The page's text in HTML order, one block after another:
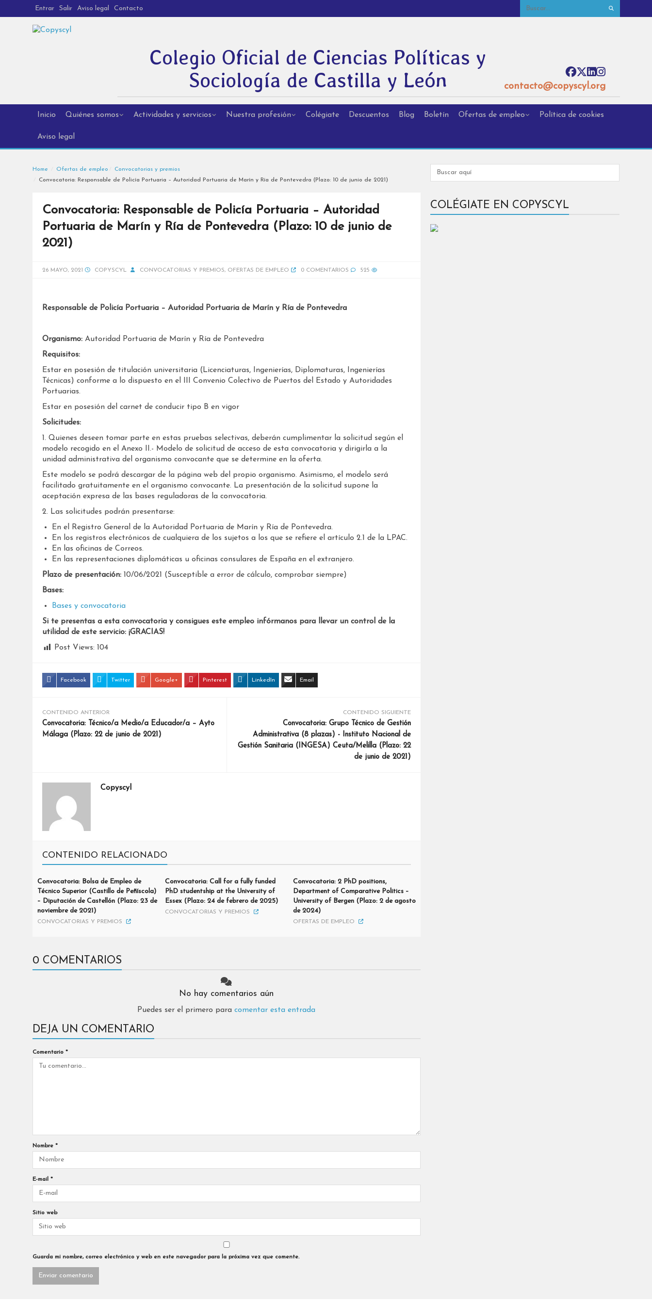
Entrar Salir Aviso legal Contacto
Colegio Oficial de Ciencias Políticas y
Sociología de Castilla y León
contacto@copyscyl.org
Inicio Quiénes somos Actividades y servicios Nuestra profesión Colégiate Descuentos Blog Boletín Ofertas de empleo Política de cookies
Aviso legal
Home Ofertas de empleo
Convocatorias y premios
Convocatoria: Responsable de Policía Portuaria – Autoridad Portuaria de Marín y Ría de Pontevedra (Plazo: 10 de junio de 2021)
Convocatoria: Responsable de Policía Portuaria – Autoridad
Portuaria de Marín y Ría de Pontevedra (Plazo: 10 de junio de
2021)
26 MAYO, 2021 COPYSCYL CONVOCATORIAS Y PREMIOS, OFERTAS DE EMPLEO 0 COMENTARIOS 525
Responsable de Policía Portuaria – Autoridad Portuaria de Marín y Ría de Pontevedra
Organismo:Autoridad Portuaria de Marín y Ría de Pontevedra
Requisitos:
Estar en posesión de titulación universitaria (Licenciaturas, Ingenierías, Diplomaturas, Ingenierías
Técnicas) conforme a lo dispuesto en el III Convenio Colectivo de Puertos del Estado y Autoridades
Portuarias.
Estar en posesión del carnet de conducir tipo B en vigor
Solicitudes:
1. Quienes deseen tomar parte en estas pruebas selectivas, deberán cumplimentar la solicitud según el
modelo recogido en el Anexo II.- Modelo de solicitud de acceso de esta convocatoria y dirigirla a la
unidad administrativa del organismo convocante que se determine en la oferta.
Este modelo se podrá descargar de la página web del propio organismo. Asimismo, el modelo será
facilitado gratuitamente en el organismo convocante. La presentación de la solicitud supone la
aceptación expresa de las bases reguladoras de la convocatoria.
2. Las solicitudes podrán presentarse:
En el Registro General de la Autoridad Portuaria de Marín y Ría de Pontevedra.
En los registros electrónicos de cualquiera de los sujetos a los que se refiere el artículo 2.1 de la LPAC.
En las oficinas de Correos.
En las representaciones diplomáticas u oficinas consulares de España en el extranjero.
Plazo de presentación:10/06/2021 (Susceptible a error de cálculo, comprobar siempre)
Bases:
Bases y convocatoria
Si te presentas a esta convocatoria y consigues este empleo infórmanos para llevar un control de la
utilidad de este servicio: ¡GRACIAS!
Post Views: 104
Facebook Twitter Google+ Pinterest LinkedIn Email
CONTENIDO ANTERIOR
Convocatoria: Técnico/a Medio/a Educador/a – Ayto
Málaga (Plazo: 22 de junio de 2021)
CONTENIDO SIGUIENTE
Convocatoria: Grupo Técnico de Gestión
Administrativa (8 plazas) - Instituto Nacional de
Gestión Sanitaria (INGESA) Ceuta/Melilla (Plazo: 22
de junio de 2021)
Copyscyl
CONTENIDO RELACIONADO
Convocatoria: Bolsa de Empleo de
Técnico Superior (Castillo de Peñíscola)
– Diputación de Castellón (Plazo: 23 de
noviembre de 2021)
CONVOCATORIAS Y PREMIOS
Convocatoria: Call for a fully funded
PhD studentship at the University of
Essex (Plazo: 24 de febrero de 2025)
CONVOCATORIAS Y PREMIOS
Convocatoria: 2 PhD positions,
Department of Comparative Politics –
University of Bergen (Plazo: 2 de agosto
de 2024)
OFERTAS DE EMPLEO
0 COMENTARIOS
No hay comentarios aún
Puedes ser el primero paracomentar esta entrada
DEJA UN COMENTARIO
Comentario *
Nombre *
E-mail *
Sitio web
Guarda mi nombre, correo electrónico y web en este navegador para la próxima vez que comente.
COLÉGIATE EN COPYSCYL